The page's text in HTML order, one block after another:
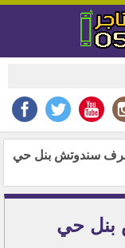
سندوتش بنل حي
بنل حي